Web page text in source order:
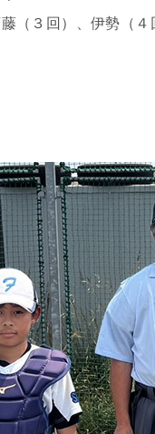
（３回）、伊勢（４